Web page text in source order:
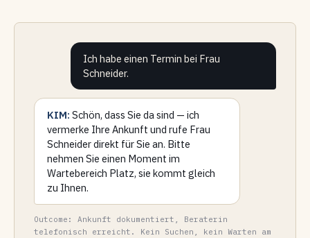
Ich habe einen Termin bei Frau
Schneider.
KIM: Schön, dass Sie da sind — ich
vermerke Ihre Ankunft und rufe Frau
Schneider direkt für Sie an. Bitte
nehmen Sie einen Moment im
Wartebereich Platz, sie kommt gleich
zu Ihnen.
Outcome: Ankunft dokumentiert, Beraterin
telefonisch erreicht. Kein Suchen, kein Warten am